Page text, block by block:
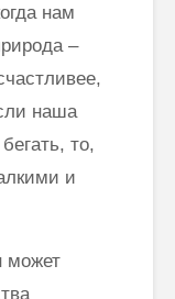
нам
–
наша
то,
и
может